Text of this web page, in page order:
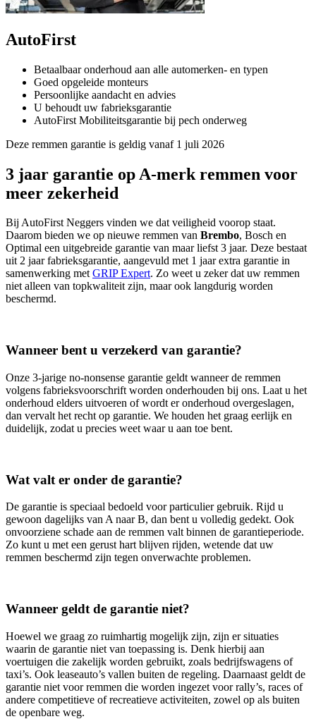
AutoFirst
Betaalbaar onderhoud aan alle automerken- en typen
Goed opgeleide monteurs
Persoonlijke aandacht en advies
U behoudt uw fabrieksgarantie
AutoFirst Mobiliteitsgarantie bij pech onderweg
Deze remmen garantie is geldig vanaf 1 juli 2026
3 jaar garantie op A-merk remmen voor
meer zekerheid
Bij AutoFirst Neggers vinden we dat veiligheid voorop staat.
Daarom bieden we op nieuwe remmen van Brembo, Bosch en
Optimal een uitgebreide garantie van maar liefst 3 jaar. Deze bestaat
uit 2 jaar fabrieksgarantie, aangevuld met 1 jaar extra garantie in
samenwerking metGRIP Expert. Zo weet u zeker dat uw remmen
niet alleen van topkwaliteit zijn, maar ook langdurig worden
beschermd.
Wanneer bent u verzekerd van garantie?
Onze 3‑jarige no‑nonsense garantie geldt wanneer de remmen
volgens fabrieksvoorschrift worden onderhouden bij ons. Laat u het
onderhoud elders uitvoeren of wordt er onderhoud overgeslagen,
dan vervalt het recht op garantie. We houden het graag eerlijk en
duidelijk, zodat u precies weet waar u aan toe bent.
Wat valt er onder de garantie?
De garantie is speciaal bedoeld voor particulier gebruik. Rijd u
gewoon dagelijks van A naar B, dan bent u volledig gedekt. Ook
onvoorziene schade aan de remmen valt binnen de garantieperiode.
Zo kunt u met een gerust hart blijven rijden, wetende dat uw
remmen beschermd zijn tegen onverwachte problemen.
Wanneer geldt de garantie niet?
Hoewel we graag zo ruimhartig mogelijk zijn, zijn er situaties
waarin de garantie niet van toepassing is. Denk hierbij aan
voertuigen die zakelijk worden gebruikt, zoals bedrijfswagens of
taxi’s. Ook leaseauto’s vallen buiten de regeling. Daarnaast geldt de
garantie niet voor remmen die worden ingezet voor rally’s, races of
andere competitieve of recreatieve activiteiten, zowel op als buiten
de openbare weg.